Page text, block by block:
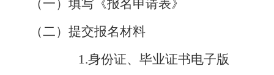
（一）填写《报名申请表》
（二）提交报名材料
1.身份证、毕业证书电子版